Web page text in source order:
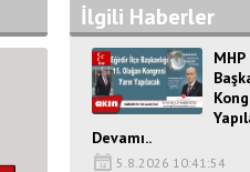
İlgili Haberler
Devamı..
5.8.2026 10:41:54